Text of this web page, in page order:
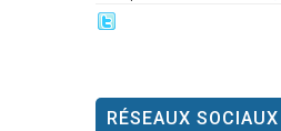
RÉSEAUX SOCIAUX